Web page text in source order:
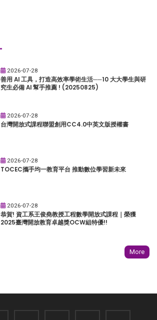
2026-07-28
善用 AI 工具，打造高效率學術生活──10 大大學生與研
究生必備 AI 幫手推薦 ! (20250825)
2026-07-28
台灣開放式課程聯盟創用CC4.0中英文版授權書
2026-07-28
TOCEC攜手均一教育平台 推動數位學習新未來
2026-07-28
恭賀! 資工系王俊堯教授工程數學開放式課程｜榮獲
2025臺灣開放教育卓越獎OCW組特優!!
More